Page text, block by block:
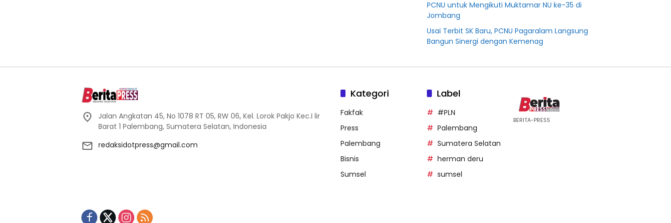
PCNU untuk Mengikuti Muktamar NU ke-35 di
Jombang
Usai Terbit SK Baru, PCNU Pagaralam Langsung
Bangun Sinergi dengan Kemenag
Jalan Angkatan 45, No 1078 RT 05, RW 06, Kel. Lorok Pakjo Kec.I lir
Barat 1 Palembang, Sumatera Selatan, Indonesia
redaksidotpress@gmail.com
Kategori
Fakfak
Press
Palembang
Bisnis
Sumsel
Label
#PLN
Palembang
Sumatera Selatan
herman deru
sumsel
BERITA-PRESS